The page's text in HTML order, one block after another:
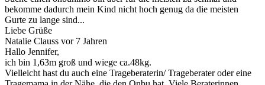
bekomme dadurch mein Kind nicht hoch genug da die meisten
Gurte zu lange sind...
Liebe Grüße
Natalie Clauss vor 7 Jahren
Hallo Jennifer,
ich bin 1,63m groß und wiege ca.48kg.
Vielleicht hast du auch eine Trageberaterin/ Trageberater oder eine